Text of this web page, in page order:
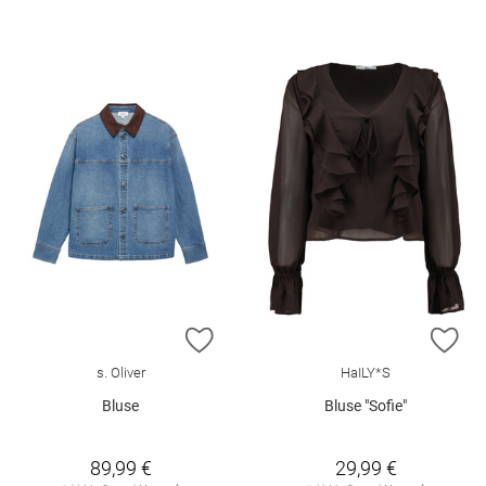
ZUR WUNSCHLISTE HINZUFÜGEN
s. Oliver
Bluse
89,99 €
HaILY*S
Bluse "Sofie"
29,99 €